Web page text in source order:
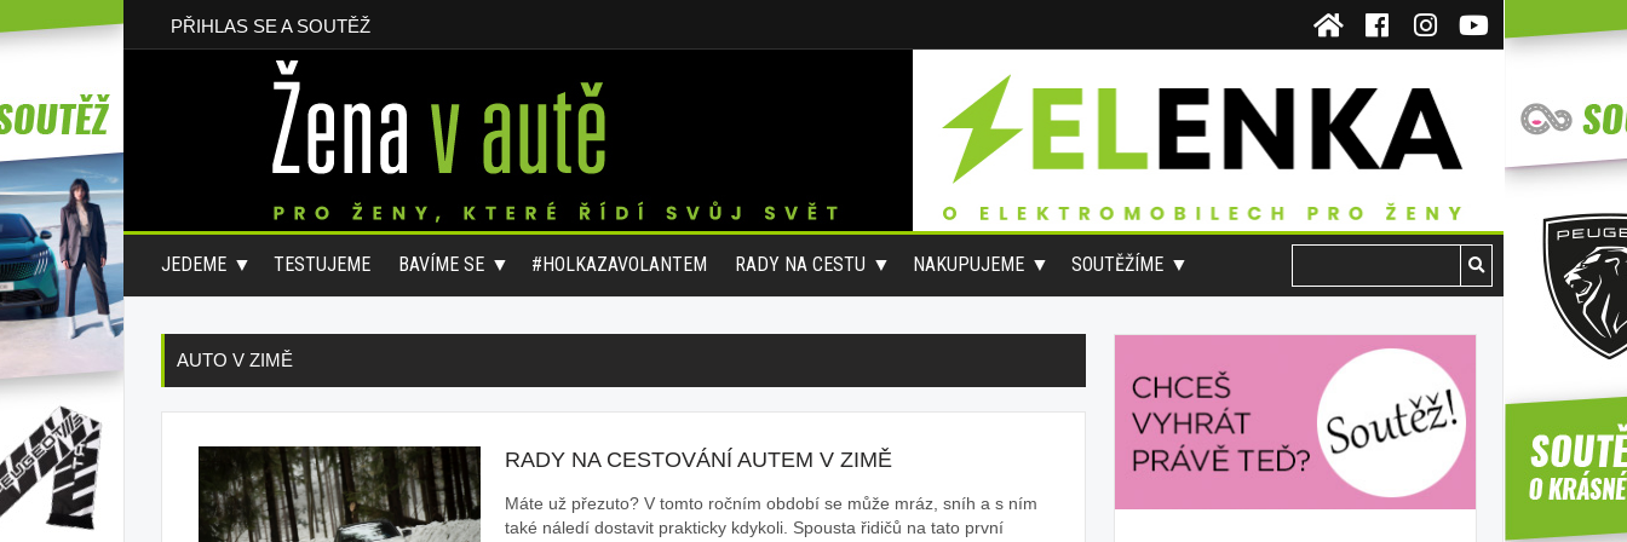
PŘIHLAS SE A SOUTĚŽ
JEDEME TESTUJEME BAVÍME SE #HOLKAZAVOLANTEM RADY NA CESTU NAKUPUJEME SOUTĚŽÍME
AUTO V ZIMĚ
RADY NA CESTOVÁNÍ AUTEM V ZIMĚ
Máte už přezuto? V tomto ročním období se může mráz, sníh a s ním
také náledí dostavit prakticky kdykoli. Spousta řidičů na tato první